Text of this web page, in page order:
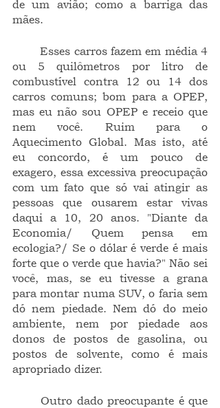
de um avião; como a barriga das
mães.
	Esses carros fazem em média 4
ou 5 quilômetros por litro de
combustível contra 12 ou 14 dos
carros comuns; bom para a OPEP,
mas eu não sou OPEP e receio que
nem você. Ruim para o
Aquecimento Global. Mas isto, até
eu concordo, é um pouco de
exagero, essa excessiva preocupação
com um fato que só vai atingir as
pessoas que ousarem estar vivas
daqui a 10, 20 anos. "Diante da
Economia/ Quem pensa em
ecologia?/ Se o dólar é verde é mais
forte que o verde que havia?" Não sei
você, mas, se eu tivesse a grana
para montar numa SUV, o faria sem
dó nem piedade. Nem dó do meio
ambiente, nem por piedade aos
donos de postos de gasolina, ou
postos de solvente, como é mais
apropriado dizer.
	Outro dado preocupante é que